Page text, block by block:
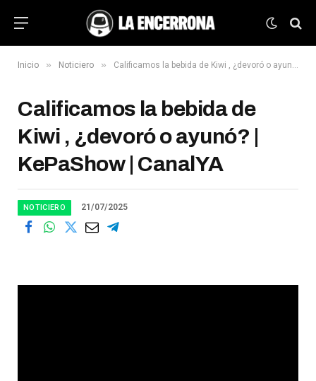
Inicio » Noticiero » Calificamos la bebida de Kiwi , ¿devoró o ayunó? | KePaShow | CanalYA
Calificamos la bebida de
Kiwi , ¿devoró o ayunó? |
KePaShow | CanalYA
NOTICIERO 21/07/2025